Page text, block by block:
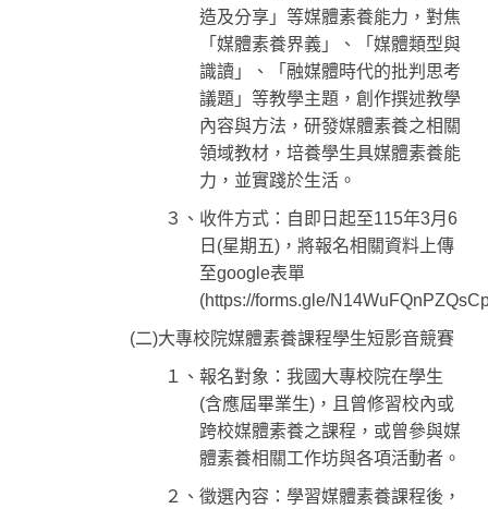
造及分享」等媒體素養能力，對焦
「媒體素養界義」、「媒體類型與
識讀」、「融媒體時代的批判思考
議題」等教學主題，創作撰述教學
內容與方法，研發媒體素養之相關
領域教材，培養學生具媒體素養能
力，並實踐於生活。
３、收件方式：自即日起至115年3月6
日(星期五)，將報名相關資料上傳
至google表單
(https://forms.gle/
(二)大專校院媒體素養課程學生短影音競賽
１、報名對象：我國大專校院在學生
(含應屆畢業生)，且曾修習校內或
跨校媒體素養之課程，或曾參與媒
體素養相關工作坊與各項活動者。
２、徵選內容：學習媒體素養課程後，